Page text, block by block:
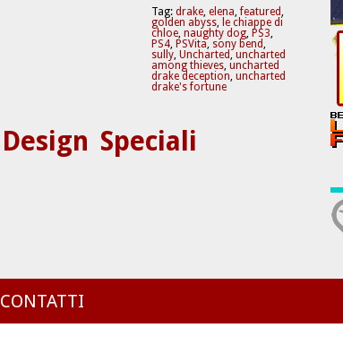
Tag: drake, elena,featured,
golden abyss, le chiappe di
chloe, naughty dog, PS3,
PS4, PSVita, sony bend,
sully, Uncharted, uncharted
among thieves, uncharted
drake deception, uncharted
drake's fortune
Design Speciali
CONTATTI